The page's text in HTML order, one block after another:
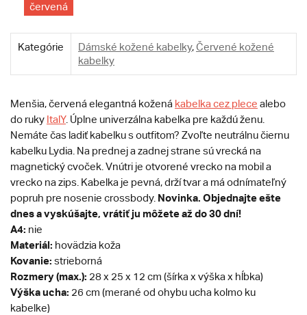
červená
Kategórie Dámské kožené kabelky,Červené kožené
kabelky
Menšia, červená elegantná kožená kabelka cez plece alebo
do ruky ItalY. Úplne univerzálna kabelka pre každú ženu.
Nemáte čas ladiť kabelku s outfitom? Zvoľte neutrálnu čiernu
kabelku Lydia. Na prednej a zadnej strane sú vrecká na
magnetický cvoček. Vnútri je otvorené vrecko na mobil a
vrecko na zips. Kabelka je pevná, drží tvar a má odnímateľný
popruh pre nosenie crossbody. Novinka. Objednajte ešte
dnes a vyskúšajte, vrátiť ju môžete až do 30 dní!
A4: nie
Materiál: hovädzia koža
Kovanie: strieborná
Rozmery (max.): 28 x 25 x 12 cm (šírka x výška x hĺbka)
Výška ucha: 26 cm (merané od ohybu ucha kolmo ku
kabelke)